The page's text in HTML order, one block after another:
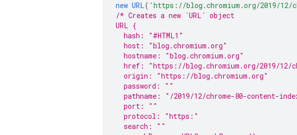
new URL( 'https://blog.chromium.org/2019/12/
/* Creates a new `URL` object
URL {
  hash: "#HTML1"
  host: "blog.chromium.org"
  hostname: "blog.chromium.org"
href: "https://blog.chromium.org/2019/
  origin: "https://blog.chromium.org"
  password: ""
pathname: "/2019/12/chrome-80-content-
  port: ""
  protocol: "https:"
  search: ""